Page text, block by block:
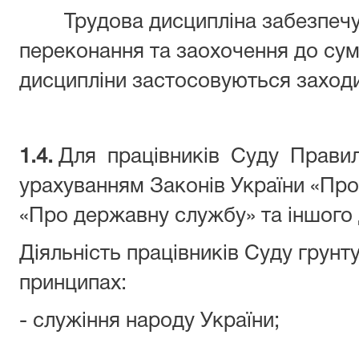
Трудова дисципліна
переконання та заохочення до
дисципліни застосовуються
1.4. Для працівників Суду
урахуванням Законів України «Про
«Про державну службу» та іншого
Діяльність працівників Суду
принципах:
- служіння народу України;